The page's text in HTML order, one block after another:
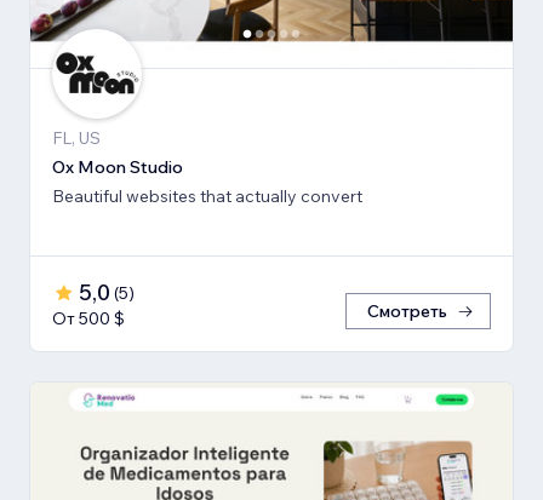
FL, US
Ox Moon Studio
Beautiful websites that actually convert
5,0 (5)
От 500 $
Смотреть